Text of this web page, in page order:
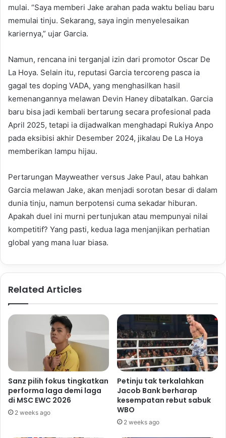
mulai. “Saya memberi Jake arahan pada waktu beliau baru
memulai tinju. Sekarang, saya ingin menyelesaikan
kariernya,” ujar Garcia.
Namun, rencana ini terganjal izin dari promotor Oscar De
La Hoya. Selain itu, reputasi Garcia tercoreng pasca ia
gagal tes doping VADA, yang menghasilkan hasil
kemenangannya melawan Devin Haney dibatalkan. Garcia
baru bisa jadi kembali bertarung secara profesional pada
April 2025, tetapi ia dijadwalkan menghadapi Rukiya Anpo
pada eksibisi akhir Desember 2024, jikalau De La Hoya
memberikan lampu hijau.
Pertarungan Mayweather versus Jake Paul, atau bahkan
Garcia melawan Jake, akan menjadi sorotan besar di dalam
dunia tinju, namun berpotensi cuma sekadar hiburan.
Apakah duel ini murni pertunjukan atau mempunyai nilai
kompetitif? Yang pasti, kedua laga menjanjikan perhatian
global yang mana luar biasa.
Related Articles
Sanz pilih fokus tingkatkan
performa laga demi laga
di MSC EWC 2026
2 weeks ago
Petinju tak terkalahkan
Jacob Bank berharap
kesempatan rebut sabuk
WBO
2 weeks ago